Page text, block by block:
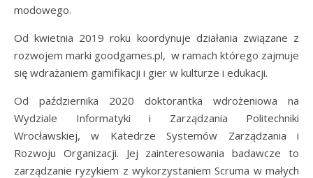
modowego.
Od kwietnia 2019 roku koordynuje działania związane z
rozwojem marki goodgames.pl, w ramach którego zajmuje
się wdrażaniem gamifikacji i gier w kulturze i edukacji.
Od października 2020 doktorantka wdrożeniowa na
Wydziale Informatyki i Zarządzania Politechniki
Wrocławskiej, w Katedrze Systemów Zarządzania i
Rozwoju Organizacji. Jej zainteresowania badawcze to
zarządzanie ryzykiem z wykorzystaniem Scruma w małych